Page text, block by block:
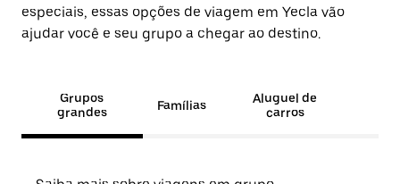
especiais, essas opções de viagem em Yecla vão
ajudar você e seu grupo a chegar ao destino.
Grupos
grandes
Famílias
Aluguel de
carros